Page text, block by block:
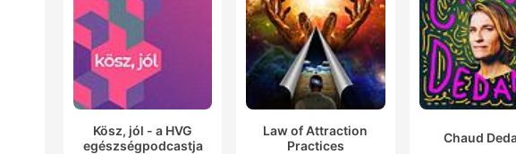
Kösz, jól - a HVG
egészségpodcastja
Law of Attraction
Practices
Chaud